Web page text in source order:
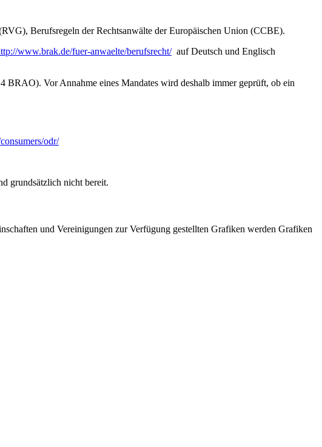
Berufsregeln der Rechtsanwälte der Europäischen Union (CCBE).
www.brak.de/fuer-anwaelte/berufsrecht/auf Deutsch und Englisch
BRAO). Vor Annahme eines Mandates wird deshalb immer geprüft, ob ein
odr/
grundsätzlich nicht bereit.
und Vereinigungen zur Verfügung gestellten Grafiken werden Grafiken